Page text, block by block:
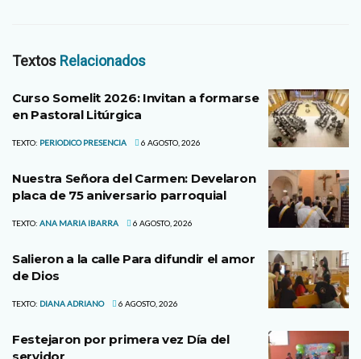
Textos Relacionados
Curso Somelit 2026: Invitan a formarse
en Pastoral Litúrgica
TEXTO: PERIODICO PRESENCIA 6 AGOSTO, 2026
Nuestra Señora del Carmen: Develaron
placa de 75 aniversario parroquial
TEXTO: ANA MARIA IBARRA 6 AGOSTO, 2026
Salieron a la calle Para difundir el amor
de Dios
TEXTO: DIANA ADRIANO 6 AGOSTO, 2026
Festejaron por primera vez Día del